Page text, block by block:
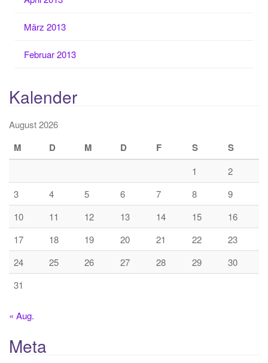
März 2013
Februar 2013
Kalender
August 2026
M D M D F S S
1
2
3
4 5 6 7 8
9
10
11 12 13 14 15
16
17
18 19 20 21 22
23
24
25 26 27 28 29
30
31
« Aug.
Meta